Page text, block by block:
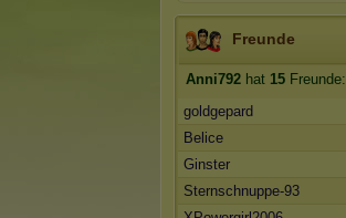
Freunde
Anni792 hat 15 Freunde:
goldgepard
Belice
Ginster
Sternschnuppe-93